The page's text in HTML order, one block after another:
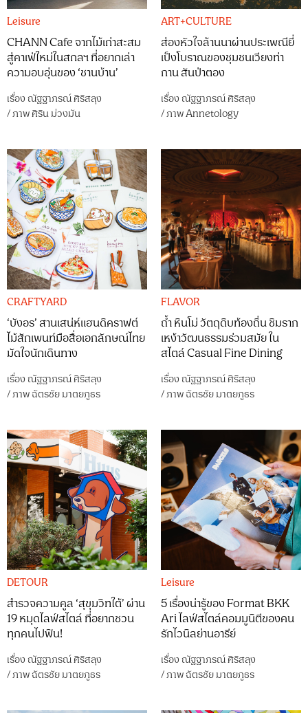
Leisure
CHANN Cafe จากไม้เก่าสะสม
สู่คาเฟ่ใหม่ในสกลฯ ที่อยากเล่า
ความอบอุ่นของ ‘ชานบ้าน’
เรื่องณัฐฐาภรณ์ ศิริสลุง
/ภาพศิริน ม่วงมัน
ART+CULTURE
ส่องหัวใจล้านนาผ่านประเพณียี่
เป็งโบราณของชุมชนเวียงท่า
กาน สันป่าตอง
เรื่องณัฐฐาภรณ์ ศิริสลุง
/ภาพAnnetology
CRAFTYARD
‘บังอร’ สานเสน่ห์แฮนดิคราฟต์
ไม้สักเพนท์มือสื่อเอกลักษณ์ไทย
มัดใจนักเดินทาง
เรื่องณัฐฐาภรณ์ ศิริสลุง
/ภาพฉัตรชัย มาตยภูธร
FLAVOR
ถ้ำ หินโม่ วัตถุดิบท้องถิ่น ชิมราก
เหง้าวัฒนธรรมร่วมสมัย ใน
สไตล์ Casual Fine Dining
เรื่องณัฐฐาภรณ์ ศิริสลุง
/ภาพฉัตรชัย มาตยภูธร
DETOUR
สำรวจความคูล ‘สุขุมวิทใต้’ ผ่าน
19 หมุดไลฟ์สไตล์ ที่อยากชวน
ทุกคนไปฟิน!
เรื่องณัฐฐาภรณ์ ศิริสลุง
/ภาพฉัตรชัย มาตยภูธร
Leisure
5 เรื่องน่ารู้ของ Format BKK
Ari ไลฟ์สไตล์คอมมูนิตีของคน
รักไวนิลย่านอารีย์
เรื่องณัฐฐาภรณ์ ศิริสลุง
/ภาพฉัตรชัย มาตยภูธร